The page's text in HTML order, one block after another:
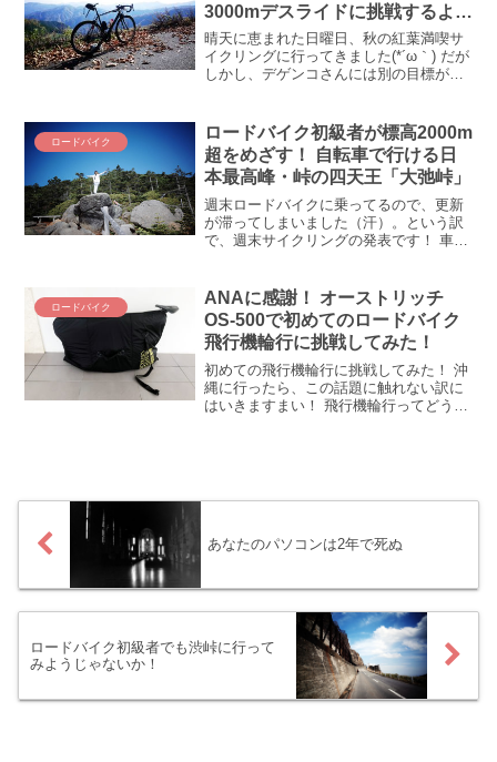
3000mデスライドに挑戦するよう
です
晴天に恵まれた日曜日、秋の紅葉満喫サ
イクリングに行ってきました(*´ω｀) だが
しかし、デゲンコさんには別の目標があ
何をめざしているんだ(;´Д｀)「台...
ロードバイク
ロードバイク初級者が標高2000m
超をめざす！ 自転車で行ける日
本最高峰・峠の四天王「大弛峠」
週末ロードバイクに乗ってるので、更新
が滞ってしまいました（汗）。という訳
で、週末サイクリングの発表です！ 車で
は大弛峠～三国峠経由でCafé Kikiに行
く！さて、当日...
ロードバイク
ANAに感謝！ オーストリッチ
OS-500で初めてのロードバイク
飛行機輪行に挑戦してみた！
初めての飛行機輪行に挑戦してみた！ 沖
縄に行ったら、この話題に触れない訳に
はいきますまい！ 飛行機輪行ってどうな
あなたのパソコンは2年で死ぬ
ロードバイク初級者でも渋峠に行って
みようじゃないか！